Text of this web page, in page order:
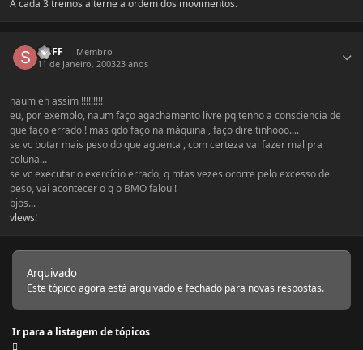
A cada 3 treinos alterne a ordem dos movimentos.
staFF
Membro
11 de Janeiro, 200323 anos
naum eh assim !!!!!!!!!
eu, por exemplo, naum faço agachamento livre pq tenho a consciencia de
que faço errado ! mas qdo faço na máquina , faço direitinhooo....
se vc botar mais peso do que aguenta , com certeza vai fazer mal pra
coluna...
se vc executar o exercício errado, q mtas vezes ocorre pelo excesso de
peso, vai acontecer o q o BMO falou !
bjos...
vlews!
Arquivado
Este tópico agora está arquivado e fechado para novas respostas.
Ir para a listagem de tópicos